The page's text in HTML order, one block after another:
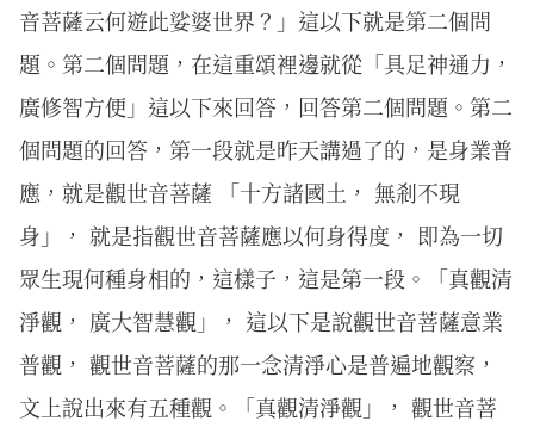
音菩薩云何遊此娑婆世界？」這以下就是第二個問
題。第二個問題，在這重頌裡邊就從「具足神通力，
廣修智方便」這以下來回答，回答第二個問題。第二
個問題的回答，第一段就是昨天講過了的，是身業普
應，就是觀世音菩薩 「十方諸國土， 無剎不現
身」， 就是指觀世音菩薩應以何身得度， 即為一切
眾生現何種身相的，這樣子，這是第一段。「真觀清
淨觀， 廣大智慧觀」， 這以下是說觀世音菩薩意業
普觀， 觀世音菩薩的那一念清淨心是普遍地觀察，
文上說出來有五種觀。「真觀清淨觀」， 觀世音菩